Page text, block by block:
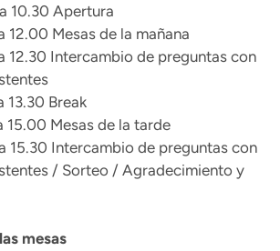
10.30 Apertura
12.00 Mesas de la mañana
12.30 Intercambio de preguntas con
13.30 Break
15.00 Mesas de la tarde
15.30 Intercambio de preguntas con
/ Sorteo / Agradecimiento y
mesas